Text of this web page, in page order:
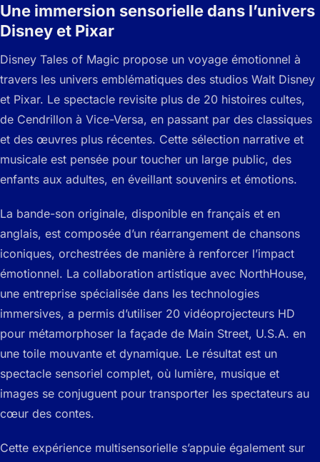
Une immersion sensorielle dans l’univers
Disney et Pixar
Disney Tales of Magic propose un voyage émotionnel à
travers les univers emblématiques des studios Walt Disney
et Pixar. Le spectacle revisite plus de 20 histoires cultes,
de Cendrillon à Vice-Versa, en passant par des classiques
et des œuvres plus récentes. Cette sélection narrative et
musicale est pensée pour toucher un large public, des
enfants aux adultes, en éveillant souvenirs et émotions.
La bande-son originale, disponible en français et en
anglais, est composée d’un réarrangement de chansons
iconiques, orchestrées de manière à renforcer l’impact
émotionnel. La collaboration artistique avec NorthHouse,
une entreprise spécialisée dans les technologies
immersives, a permis d’utiliser 20 vidéoprojecteurs HD
pour métamorphoser la façade de Main Street, U.S.A. en
une toile mouvante et dynamique. Le résultat est un
spectacle sensoriel complet, où lumière, musique et
images se conjuguent pour transporter les spectateurs au
cœur des contes.
Cette expérience multisensorielle s’appuie également sur